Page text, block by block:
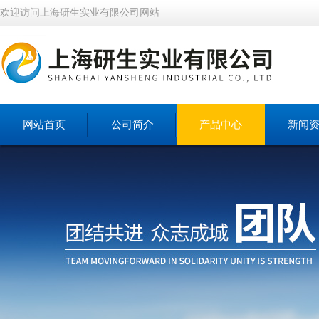
欢迎访问上海研生实业有限公司网站
网站首页 公司简介 产品中心 新闻